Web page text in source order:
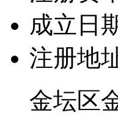
成立日
注册地
金坛区